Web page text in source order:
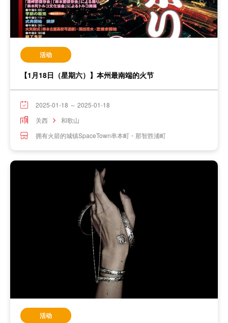
活动
【1月18日（星期六）】本州最南端的火节
2025-01-18 ～ 2025-01-18
关西
和歌山
拥有火箭的城镇SpaceTown串本町・那智胜浦町
活动